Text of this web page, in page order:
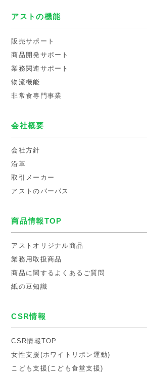
アストの機能
販売サポート
商品開発サポート
業務関連サポート
物流機能
非常食専門事業
会社概要
会社方針
沿革
取引メーカー
アストのパーパス
商品情報TOP
アストオリジナル商品
業務用取扱商品
商品に関するよくあるご質問
紙の豆知識
CSR情報
CSR情報TOP
女性支援(ホワイトリボン運動)
こども支援(こども食堂支援)